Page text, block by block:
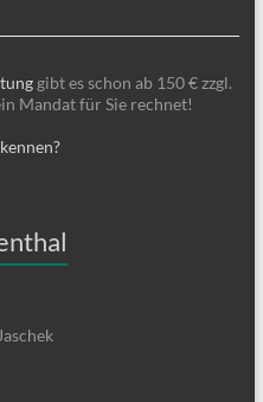
gibt es schon ab 150 € zzgl.
Mandat für Sie rechnet!